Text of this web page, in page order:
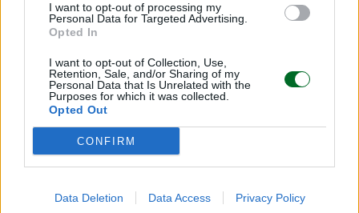
I want to opt-out of processing my
Personal Data for Targeted Advertising.
Opted In
I want to opt-out of Collection, Use,
Retention, Sale, and/or Sharing of my
Personal Data that Is Unrelated with the
Purposes for which it was collected.
Opted Out
CONFIRM
Data Deletion Data Access Privacy Policy